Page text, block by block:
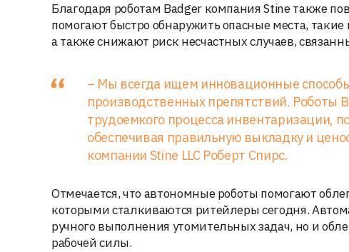
Благодаря роботам Badger компания Stine также
помогают быстро обнаружить опасные места,
а также снижают риск несчастных случаев,
– Мы всегда ищем инновационные
производственных препятствий. Роботы
трудоемкого процесса инвентаризации,
обеспечивая правильную выкладку и
компании Stine LLC Роберт Спирс.
Отмечается, что автономные роботы помогают
которыми сталкиваются ритейлеры сегодня.
ручного выполнения утомительных задач, но и
рабочей силы.